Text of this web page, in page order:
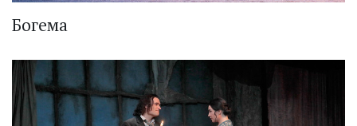
Богема